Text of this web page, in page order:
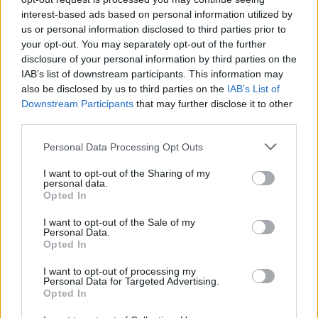
interest-based ads based on personal information utilized by
us or personal information disclosed to third parties prior to
your opt-out. You may separately opt-out of the further
disclosure of your personal information by third parties on the
IAB’s list of downstream participants. This information may
also be disclosed by us to third parties on the IAB’s List of
Downstream Participants that may further disclose it to other
Personal Data Processing Opt Outs
I want to opt-out of the Sharing of my
personal data.
Opted In
I want to opt-out of the Sale of my
Personal Data.
Opted In
I want to opt-out of processing my
Personal Data for Targeted Advertising.
Opted In